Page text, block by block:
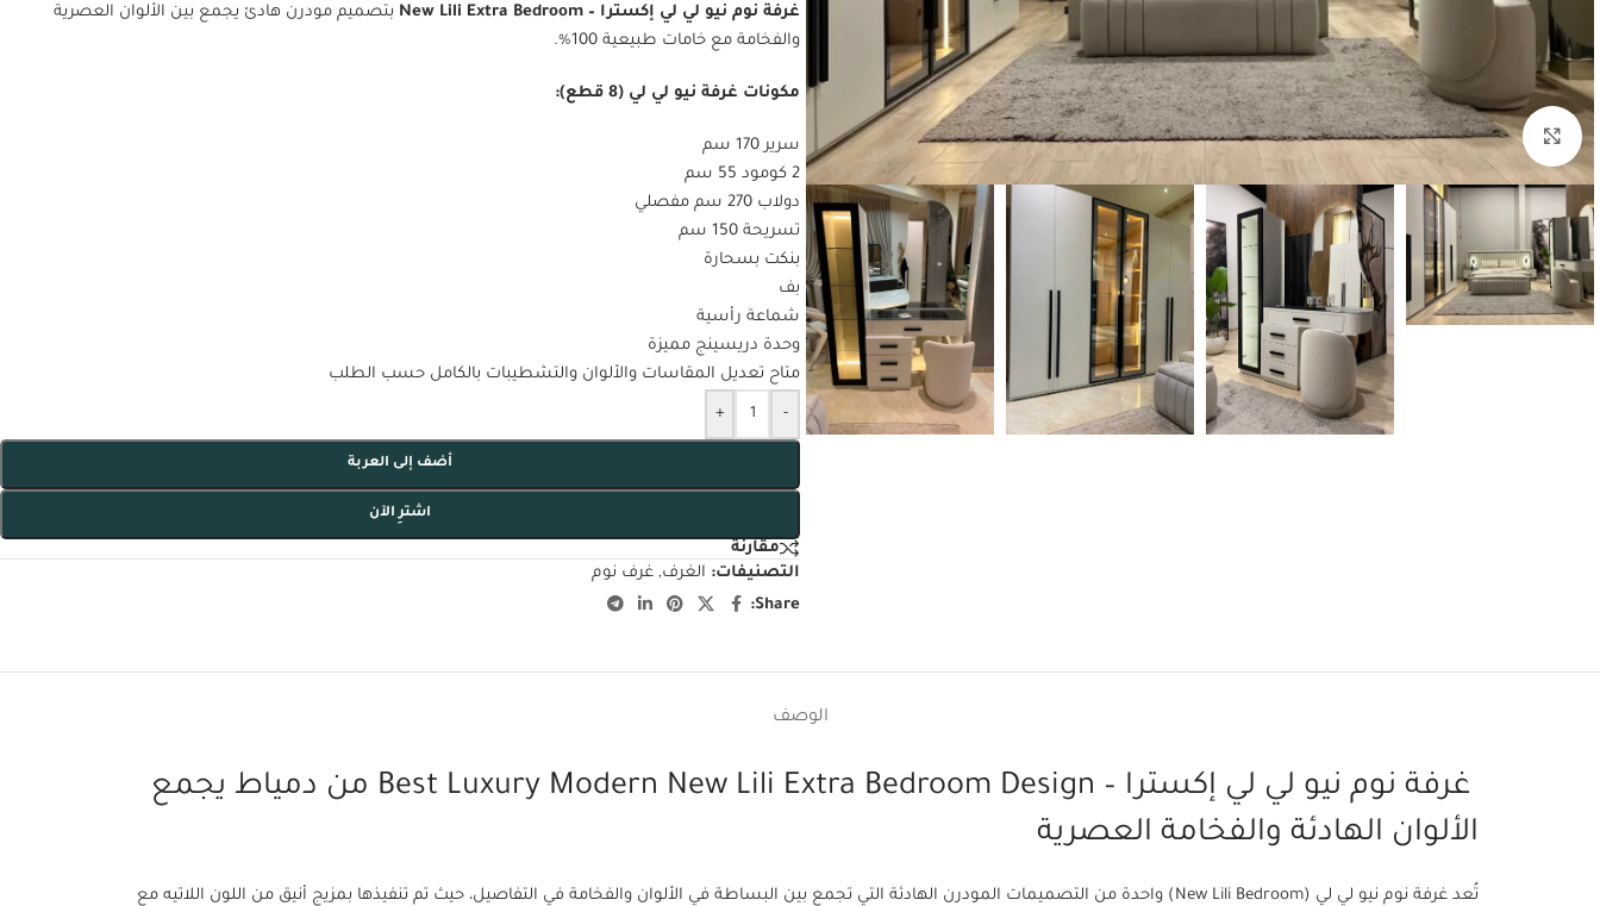
انقر للتكبير
غرفة نوم نيو لي لي إكسترا – New Lili Extra Bedroom
بتصميم مودرن هادئ يجمع بين الألوان العصرية
والفخامة مع خامات طبيعية 100%.
مكونات غرفة نيو لي لي (8 قطع):
سرير 170 سم
2 كومود 55 سم
دولاب 270 سم مفصلي
تسريحة 150 سم
بنكت بسحارة
بف
شماعة رأسية
وحدة دريسينج مميزة
متاح تعديل المقاسات والألوان والتشطيبات بالكامل حسب الطلب
-
+
أضف إلى العربة
اشترِ الآن
مقارنة
التصنيفات: الغرف, غرف نوم
Share:
الوصف
غرفة نوم نيو لي لي إكسترا – Best Luxury Modern New Lili Extra Bedroom Design من دمياط يجمع
الألوان الهادئة والفخامة العصرية
تُعد غرفة نوم نيو لي لي (New Lili Bedroom) واحدة من التصميمات المودرن الهادئة التي تجمع بين البساطة في الألوان والفخامة في التفاصيل، حيث تم تنفيذها بمزيج أنيق من اللون اللاتيه مع